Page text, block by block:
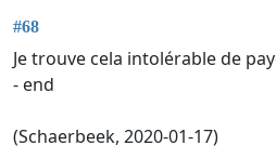
#68
Je trouve cela intolérable de
- end
(Schaerbeek, 2020-01-17)